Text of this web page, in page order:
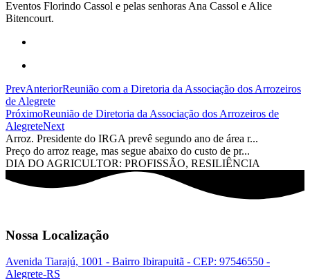
Eventos Florindo Cassol e pelas senhoras Ana Cassol e Alice
Bitencourt.
PrevAnteriorReunião com a Diretoria da Associação dos Arrozeiros
de Alegrete
PróximoReunião de Diretoria da Associação dos Arrozeiros de
AlegreteNext
Arroz. Presidente do IRGA prevê segundo ano de área r...
Preço do arroz reage, mas segue abaixo do custo de pr...
DIA DO AGRICULTOR: PROFISSÃO, RESILIÊNCIA
Nossa Localização
Avenida Tiarajú, 1001 - Bairro Ibirapuitã - CEP: 97546550 -
Alegrete-RS